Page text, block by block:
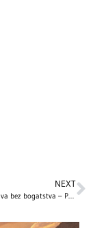
NEXT
Gotye: Svjetska slava bez bogatstva – Priča o hitu „Somebody That I Used To Know“